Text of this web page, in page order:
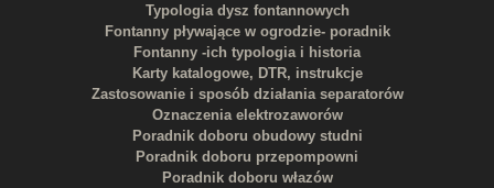
Typologia dysz fontannowych
Fontanny pływające w ogrodzie- poradnik
Fontanny -ich typologia i historia
Karty katalogowe, DTR, instrukcje
Zastosowanie i sposób działania separatorów
Oznaczenia elektrozaworów
Poradnik doboru obudowy studni
Poradnik doboru przepompowni
Poradnik doboru włazów